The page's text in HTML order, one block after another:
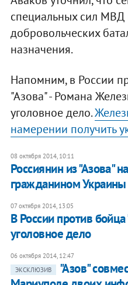
специальных сил МВД
добровольческих
назначения.
Напомним, в России
"Азова" - Романа
уголовное дело.
намерении получить
08 октября 2014, 10:11
Россиянин из "Азова"
гражданином Украины
07 октября 2014, 13:05
В России против
уголовное дело
06 октября 2014, 12:47
ЭКСКЛЮЗИВ
"Азов"